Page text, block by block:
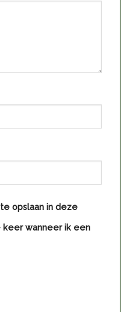
opslaan in deze
wanneer ik een